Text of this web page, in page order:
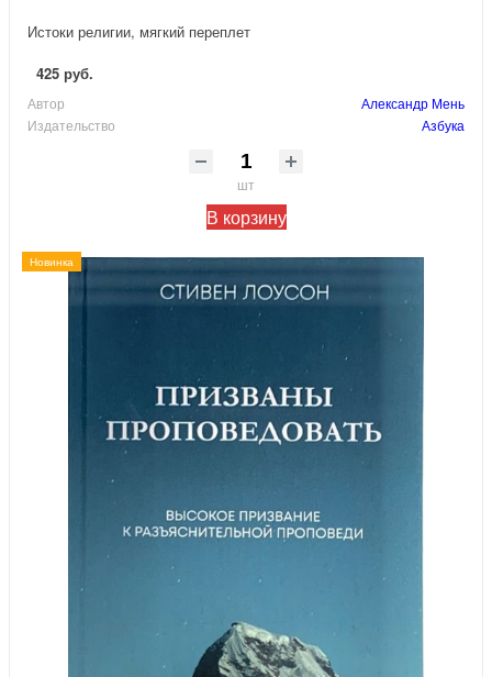
Истоки религии, мягкий переплет
425 руб.
Автор
Александр Мень
Издательство
Азбука
шт
В корзину
Новинка